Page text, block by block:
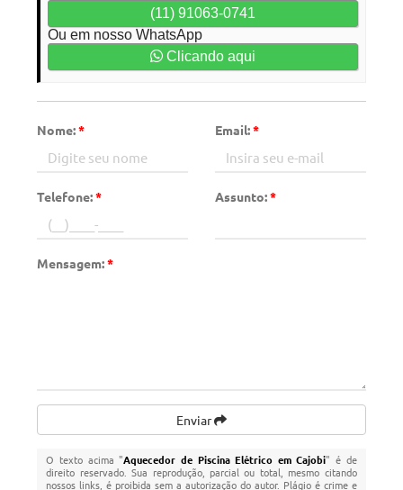
(11) 91063-0741
Ou em nosso WhatsApp
Clicando aqui
Nome:* Email:*
Telefone:* Assunto:*
Mensagem:*
Enviar
O texto acima "Aquecedor de Piscina Elétrico em Cajobi" é de
direito reservado. Sua reprodução, parcial ou total, mesmo citando
nossos links, é proibida sem a autorização do autor. Plágio é crime e